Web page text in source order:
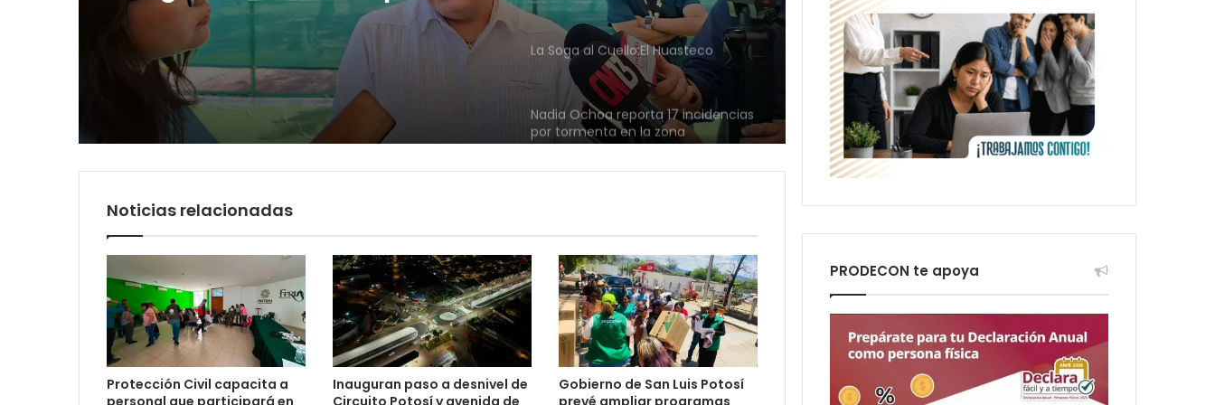
Luis Mejía inicia
diagnóstico en Parques
Tangamanga y defiende
llegada tras renunciar al
PRI
y denuncia guerra de bots
rumbo a 2027
Nadia Ochoa reporta 17 incidencias
por tormenta en la zona
metropolitana
Juan Manuel Navarro alista
segundo informe en Soledad y
destaca coordinación con
llegada tras renunciar al PRI
Carlos Arreola pide a morenistas no
adelantarse y denuncia guerra de
bots rumbo a 2027
La Soga al Cuello:El Huasteco
Noticias relacionadas
Protección Civil capacita a
Inauguran paso a desnivel de
Gobierno de San Luis Potosí
PRODECON te apoya